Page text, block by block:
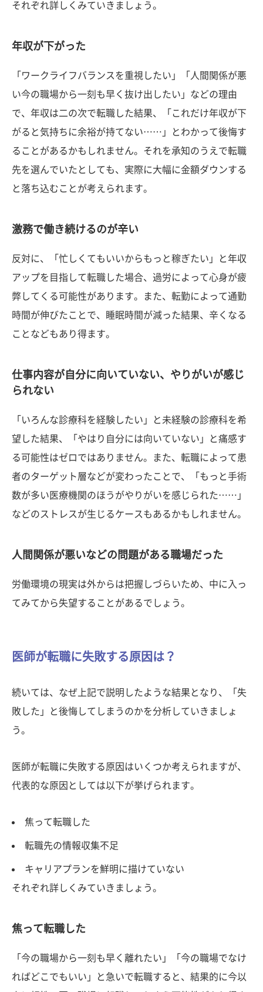
それぞれ詳しくみていきましょう。
年収が下がった
「ワークライフバランスを重視したい」「人間関係が悪
い今の職場から一刻も早く抜け出したい」などの理由
で、年収は二の次で転職した結果、「これだけ年収が下
がると気持ちに余裕が持てない……」とわかって後悔す
ることがあるかもしれません。それを承知のうえで転職
先を選んでいたとしても、実際に大幅に金額ダウンする
と落ち込むことが考えられます。
激務で働き続けるのが辛い
反対に、「忙しくてもいいからもっと稼ぎたい」と年収
アップを目指して転職した場合、過労によって心身が疲
弊してくる可能性があります。また、転勤によって通勤
時間が伸びたことで、睡眠時間が減った結果、辛くなる
ことなどもあり得ます。
仕事内容が自分に向いていない、やりがいが感じ
られない
「いろんな診療科を経験したい」と未経験の診療科を希
望した結果、「やはり自分には向いていない」と痛感す
る可能性はゼロではありません。また、転職によって患
者のターゲット層などが変わったことで、「もっと手術
数が多い医療機関のほうがやりがいを感じられた……」
などのストレスが生じるケースもあるかもしれません。
人間関係が悪いなどの問題がある職場だった
労働環境の現実は外からは把握しづらいため、中に入っ
てみてから失望することがあるでしょう。
医師が転職に失敗する原因は？
続いては、なぜ上記で説明したような結果となり、「失
敗した」と後悔してしまうのかを分析していきましょ
う。
医師が転職に失敗する原因はいくつか考えられますが、
代表的な原因としては以下が挙げられます。
焦って転職した
転職先の情報収集不足
キャリアプランを鮮明に描けていない
それぞれ詳しくみていきましょう。
焦って転職した
「今の職場から一刻も早く離れたい」「今の職場でなけ
ればどこでもいい」と急いで転職すると、結果的に今以